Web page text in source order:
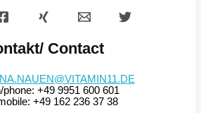
Contact
phone: +49 9951 600 601
+49 162 236 37 38